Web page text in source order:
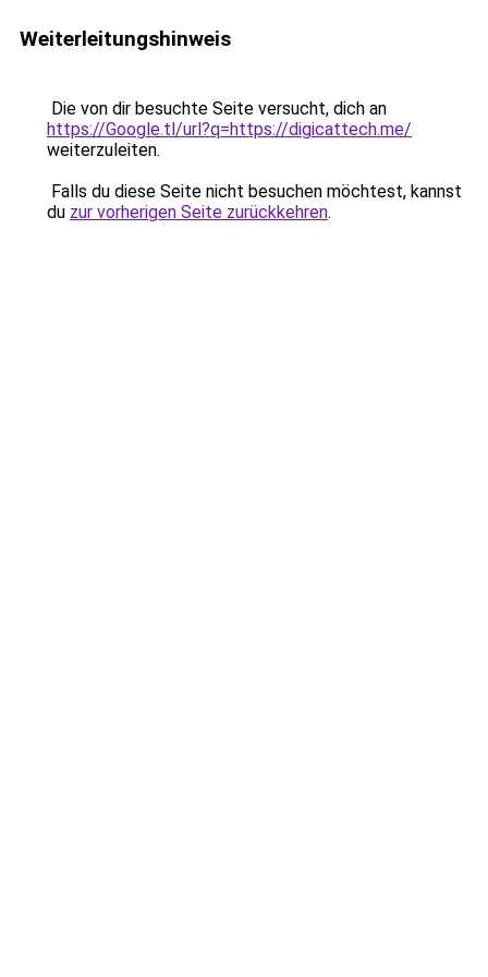
Weiterleitungshinweis
Die von dir besuchte Seite versucht, dich an
https://Google.tl/url?q=https://digicattech.me/
weiterzuleiten.
Falls du diese Seite nicht besuchen möchtest, kannst
du zur vorherigen Seite zurückkehren.